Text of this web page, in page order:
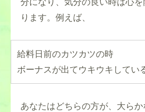
分になり、気分の良い時は心
ります。例えば、
給料日前のカツカツの時
ボーナスが出てウキウキして
あなたはどちらの方が、大ら